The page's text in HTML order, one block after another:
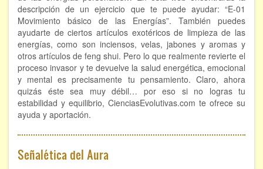
Viaje astral
EVENTOS
FORMACIÓN
Viaje Astral, Evolución de la conciencia
Limpieza de las energías - - Próximamente TALLER
PRÁCTICO
descripción de un ejercicio que te puede ayudar: “E-01
Movimiento básico de las Energías”. También puedes
ayudarte de ciertos artículos exotéricos de limpieza de las
energías, como son inciensos, velas, jabones y aromas y
otros artículos de feng shui. Pero lo que realmente revierte el
proceso invasor y te devuelve la salud energética, emocional
y mental es precisamente tu pensamiento. Claro, ahora
quizás éste sea muy débil… por eso si no logras tu
estabilidad y equilibrio, CienciasEvolutivas.com te ofrece su
ayuda y aportación.
Señalética del Aura